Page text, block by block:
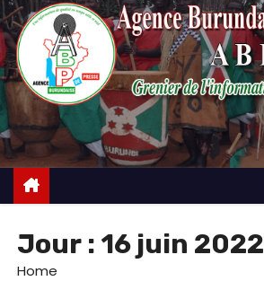
Jour : 16 juin 2022
Home